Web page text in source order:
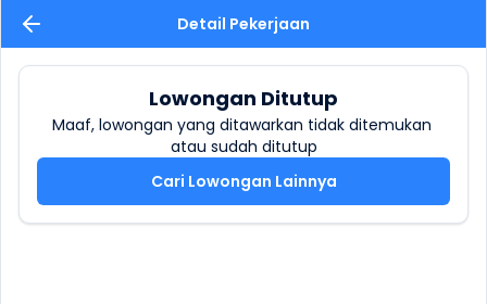
Detail Pekerjaan
Lowongan Ditutup
Maaf, lowongan yang ditawarkan tidak ditemukan
atau sudah ditutup
Cari Lowongan Lainnya